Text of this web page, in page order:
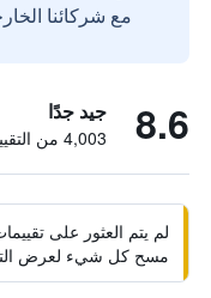
مع شركائنا
8.6 جيد جدًا
4,003 من التقييمات تم التحقق منها
لم يتم العثور على
مسح كل شيء لعرض